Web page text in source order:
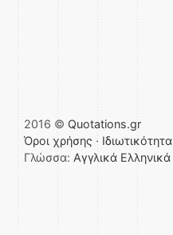
2016 © Quotations.gr
Όροι χρήσης · Ιδιωτικότητα
Γλώσσα: Αγγλικά Ελληνικά